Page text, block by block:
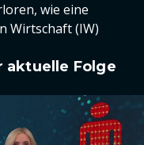
wie eine
Wirtschaft (IW)
aktuelle Folge